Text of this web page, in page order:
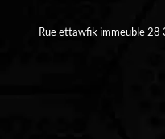
Rue ettawfik immeuble 28